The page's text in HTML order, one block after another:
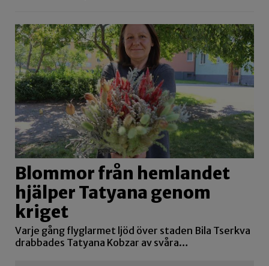
Blommor från hemlandet
hjälper Tatyana genom
kriget
Varje gång flyglarmet ljöd över staden Bila Tserkva
drabbades Tatyana Kobzar av svåra…